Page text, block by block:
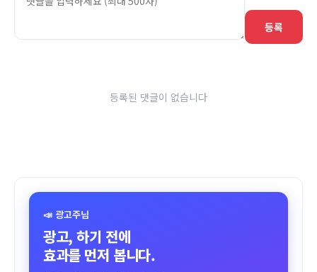
등록
등록된 댓글이 없습니다
📣 광고주님
광고, 하기 전에
효과를 먼저 봅니다.